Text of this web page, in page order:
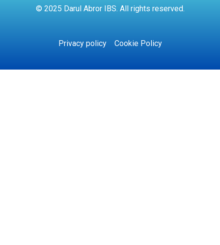
© 2025 Darul Abror IBS. All rights reserved.
Privacy policy Cookie Policy